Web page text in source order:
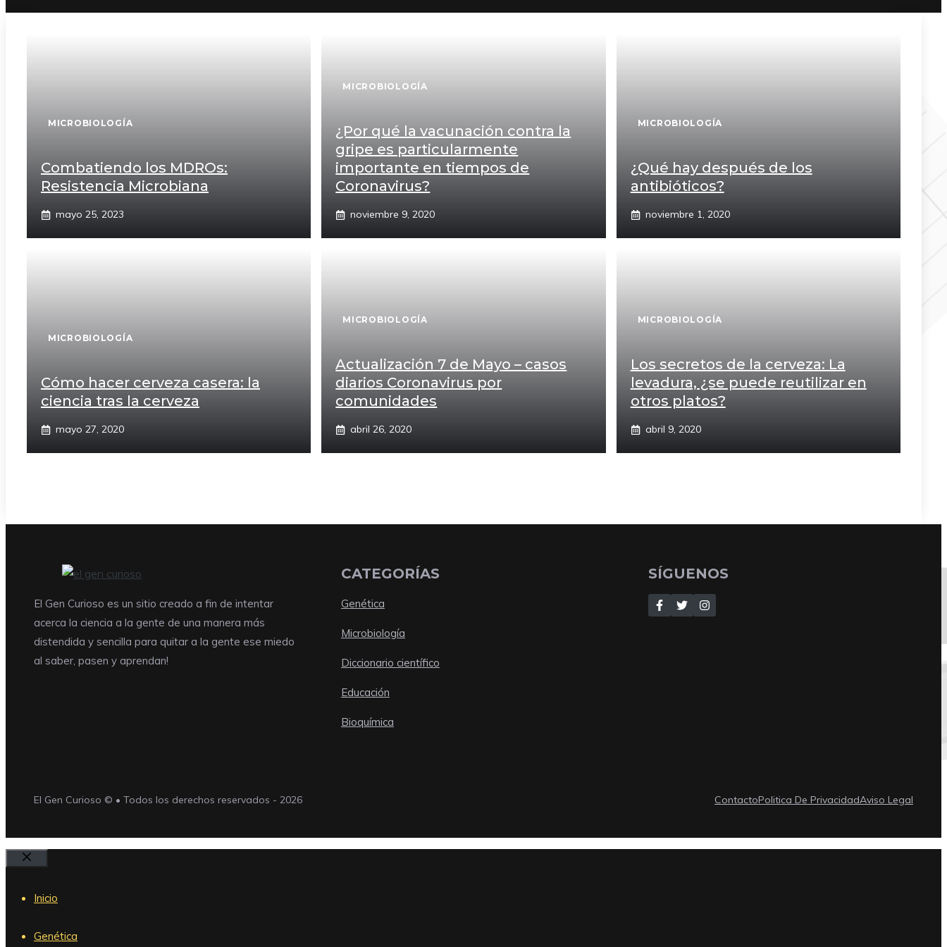
MICROBIOLOGÍA
Combatiendo los MDROs:
Resistencia Microbiana
mayo 25, 2023
MICROBIOLOGÍA
¿Por qué la vacunación contra la
gripe es particularmente
importante en tiempos de
Coronavirus?
noviembre 9, 2020
MICROBIOLOGÍA
¿Qué hay después de los
antibióticos?
noviembre 1, 2020
MICROBIOLOGÍA
Cómo hacer cerveza casera: la
ciencia tras la cerveza
mayo 27, 2020
MICROBIOLOGÍA
Actualización 7 de Mayo – casos
diarios Coronavirus por
comunidades
abril 26, 2020
MICROBIOLOGÍA
Los secretos de la cerveza: La
levadura, ¿se puede reutilizar en
otros platos?
abril 9, 2020
El Gen Curioso es un sitio creado a fin de intentar
acerca la ciencia a la gente de una manera más
distendida y sencilla para quitar a la gente ese miedo
al saber, pasen y aprendan!
CATEGORÍAS
Genética
Microbiología
Diccionario científico
Educación
Bioquímica
SÍGUENOS
El Gen Curioso © • Todos los derechos reservados - 2026 ContactoPolitica De PrivacidadAviso Legal
Inicio
Genética